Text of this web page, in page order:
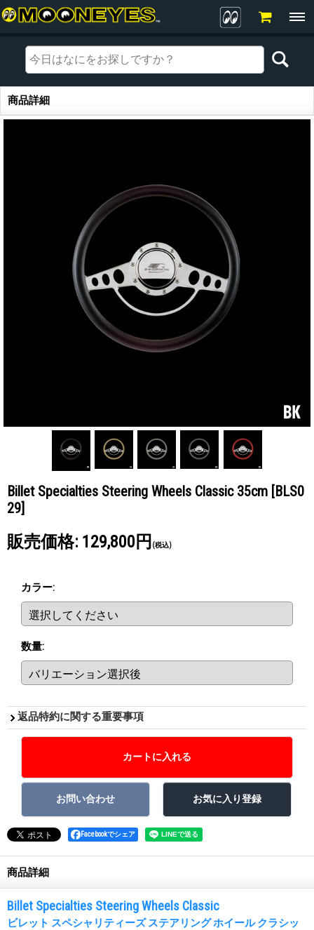
商品詳細
商品詳細
Billet Specialties Steering Wheels Classic 35cm [BLS0
29]
販売価格: 129,800円 (税込)
カラー:
数量:
返品特約に関する重要事項
Facebookでシェア
商品詳細
Billet Specialties Steering Wheels Classic
ビレット スペシャリティーズ ステアリング ホイール クラシッ